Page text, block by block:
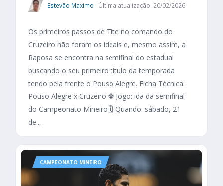
Estevão Maximo Última atualização: 20/02/2026
Os primeiros passos de Tite no comando do
Cruzeiro não foram os ideais e, mesmo assim, a
Raposa se encontra na semifinal do estadual
buscando o seu primeiro título da temporada
tendo pela frente o Pouso Alegre. Ficha Técnica:
Pouso Alegre x Cruzeiro ⚽ Jogo: ida da semifinal
do Campeonato Mineiro🗓️ Quando: sábado, 21
de...
CAMPEONATO MINEIRO